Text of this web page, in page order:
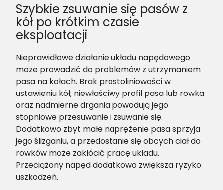
Szybkie zsuwanie się pasów z
kół po krótkim czasie
eksploatacji
Nieprawidłowe działanie układu napędowego
może prowadzić do problemów z utrzymaniem
pasa na kołach. Brak prostoliniowości w
ustawieniu kół, niewłaściwy profil pasa lub rowka
oraz nadmierne drgania powodują jego
stopniowe przesuwanie i zsuwanie się.
Dodatkowo zbyt małe naprężenie pasa sprzyja
jego ślizganiu, a przedostanie się obcych ciał do
rowków może zakłócić pracę układu.
Przeciążony napęd dodatkowo zwiększa ryzyko
uszkodzeń.